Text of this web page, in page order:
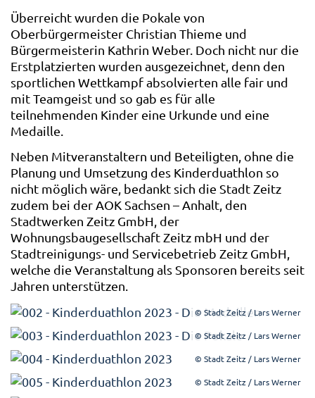
Überreicht wurden die Pokale von
Oberbürgermeister Christian Thieme und
Bürgermeisterin Kathrin Weber. Doch nicht nur die
Erstplatzierten wurden ausgezeichnet, denn den
sportlichen Wettkampf absolvierten alle fair und
mit Teamgeist und so gab es für alle
teilnehmenden Kinder eine Urkunde und eine
Medaille.
Neben Mitveranstaltern und Beteiligten, ohne die
Planung und Umsetzung des Kinderduathlon so
nicht möglich wäre, bedankt sich die Stadt Zeitz
zudem bei der AOK Sachsen – Anhalt, den
Stadtwerken Zeitz GmbH, der
Wohnungsbaugesellschaft Zeitz mbH und der
Stadtreinigungs- und Servicebetrieb Zeitz GmbH,
welche die Veranstaltung als Sponsoren bereits seit
Jahren unterstützen.
© Stadt Zeitz / Lars Werner
© Stadt Zeitz / Lars Werner
© Stadt Zeitz / Lars Werner
© Stadt Zeitz / Lars Werner